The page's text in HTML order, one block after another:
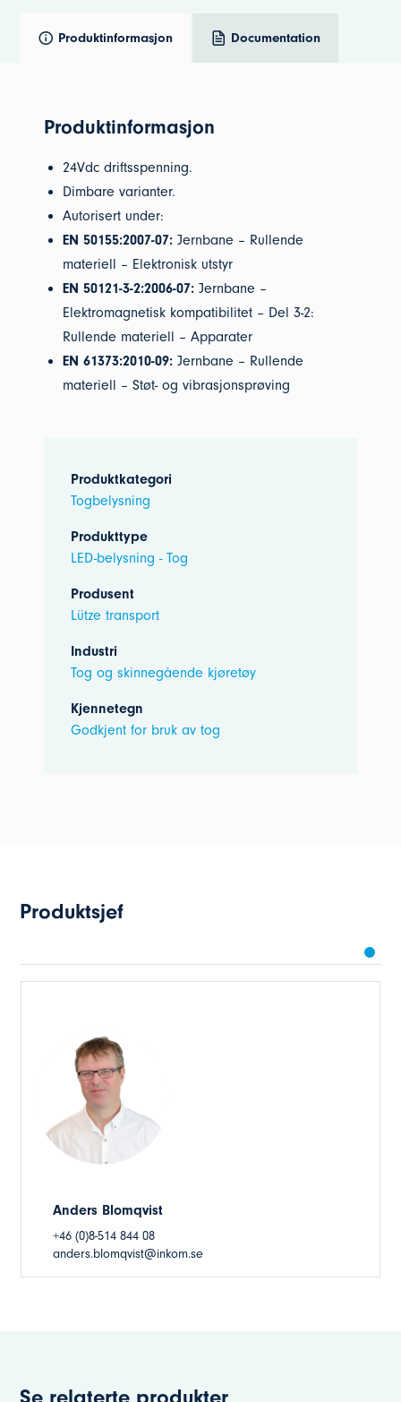
Produktinformasjon Documentation
Produktinformasjon
24Vdc driftsspenning.
Dimbare varianter.
Autorisert under:
EN 50155:2007-07: Jernbane – Rullende
materiell – Elektronisk utstyr
EN 50121-3-2:2006-07: Jernbane –
Elektromagnetisk kompatibilitet – Del 3-2:
Rullende materiell – Apparater
EN 61373:2010-09: Jernbane – Rullende
materiell – Støt- og vibrasjonsprøving
Produktkategori
Togbelysning
Produkttype
LED-belysning - Tog
Produsent
Lütze transport
Industri
Tog og skinnegående kjøretøy
Kjennetegn
Godkjent for bruk av tog
Produktsjef
Anders Blomqvist
+46 (0)8-514 844 08
anders.blomqvist@inkom.se
Se relaterte produkter